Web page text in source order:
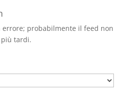
errore; probabilmente il feed non
più tardi.